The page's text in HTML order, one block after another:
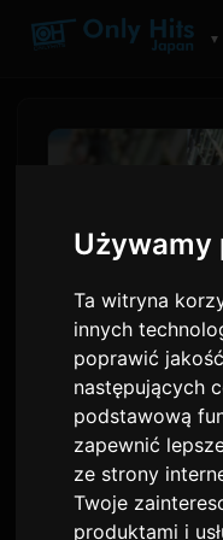
Używamy
Ta witryna
innych
poprawić
następujących
podstawową
zapewnić
ze strony
Twoje
produktami i
▼
adieu i jej
zakończą